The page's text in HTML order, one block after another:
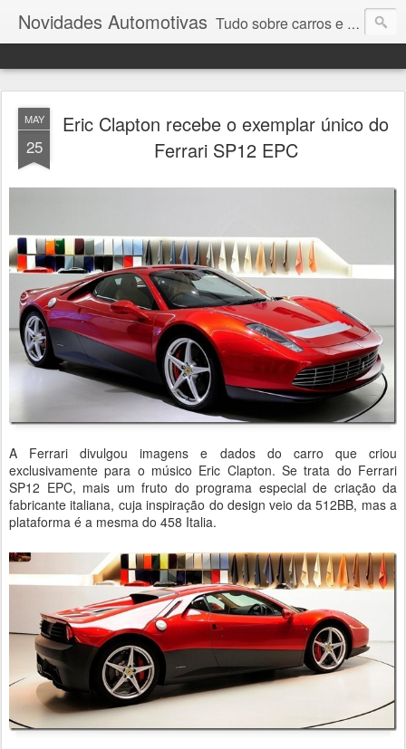
Novidades Automotivas Tudo sobre carros e motores
MAY
25
Eric Clapton recebe o exemplar único do
Ferrari SP12 EPC
A Ferrari divulgou imagens e dados do carro que criou
exclusivamente para o músico Eric Clapton. Se trata do Ferrari
SP12 EPC, mais um fruto do programa especial de criação da
fabricante italiana, cuja inspiração do design veio da 512BB, mas a
plataforma é a mesma do 458 Italia.